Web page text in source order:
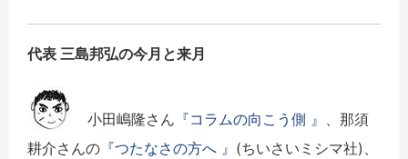
代表 三島邦弘の今月と来月
小田嶋隆さん 『コラムの向こう側 』
、那須
耕介さんの 『つたなさの方へ 』 (ちいさいミシマ社)、